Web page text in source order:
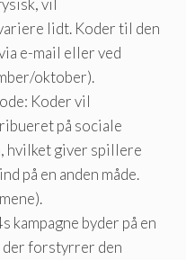
vil
lidt. Koder til den
e-mail eller ved
oktober).
Koder vil
på sociale
hvilket giver spillere
på en anden måde.
byder på en
der forstyrrer den